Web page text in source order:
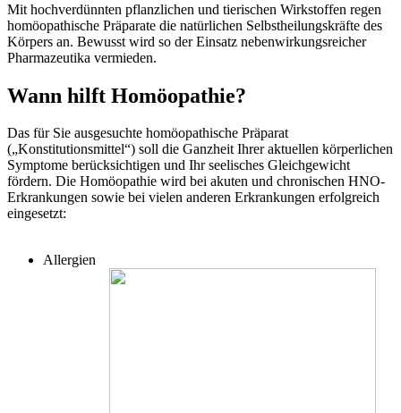
Mit hochverdünnten pflanzlichen und tierischen Wirkstoffen regen
homöopathische Präparate die natürlichen Selbstheilungskräfte des
Körpers an. Bewusst wird so der Einsatz nebenwirkungsreicher
Pharmazeutika vermieden.
Wann hilft Homöopathie?
Das für Sie ausgesuchte homöopathische Präparat
(„Konstitutionsmittel“) soll die Ganzheit Ihrer aktuellen körperlichen
Symptome berücksichtigen und Ihr seelisches Gleichgewicht
fördern. Die Homöopathie wird bei akuten und chronischen HNO-
Erkrankungen sowie bei vielen anderen Erkrankungen erfolgreich
eingesetzt:
Allergien